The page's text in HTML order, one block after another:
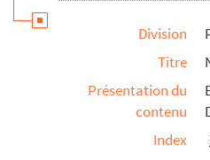
autrefois Samarobriva,
Auguste de Vermandois. Mémoire
avant 1793
(Aisne)
Division
Titre
Présentation du
contenu
Index